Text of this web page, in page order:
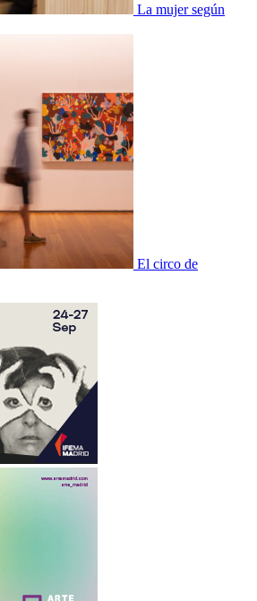
La mujer según
El circo de